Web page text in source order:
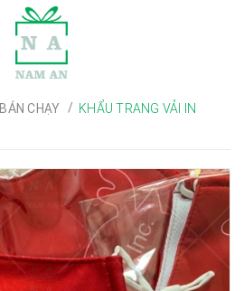
CHẠY / KHẨU TRANG VẢI IN